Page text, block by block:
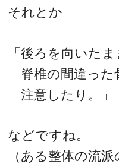
それとか
「後ろを向いた
脊椎の間違った
注意したり。」
などですね。
（ある整体の流